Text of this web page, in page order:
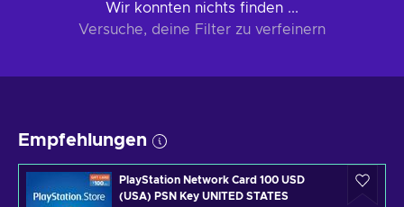
Wir konnten nichts finden ...
Versuche, deine Filter zu verfeinern
Empfehlungen
PlayStation Network Card 100 USD
(USA) PSN Key UNITED STATES